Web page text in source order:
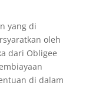
yang di
oleh
dari Obligee
di dalam